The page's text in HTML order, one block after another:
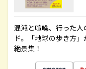
混沌と喧噪、行った
ド。「地球の歩き方
絶景集！